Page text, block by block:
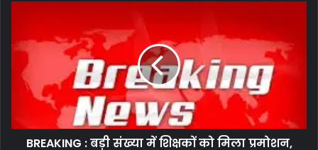
संख्या
शिक्षकों
प्रमोशन,
BREAKING : बड़ी संख्या में शिक्षकों को मिला प्रमोशन,